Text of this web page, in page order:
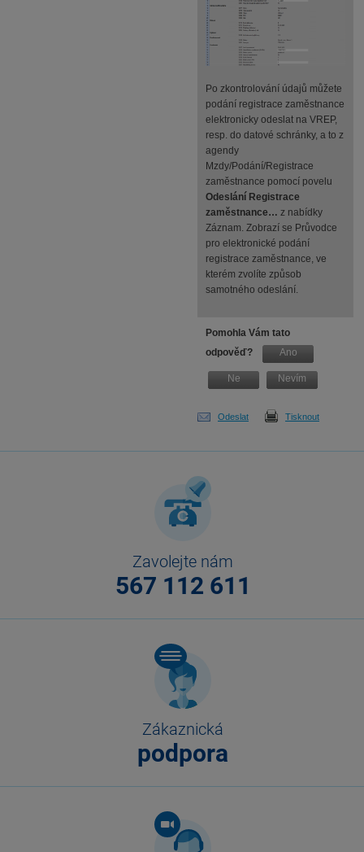
Po zkontrolování údajů můžete
podání registrace zaměstnance
elektronicky odeslat na VREP,
resp. do datové schránky, a to z
agendy
Mzdy/Podání/Registrace
zaměstnance pomocí povelu
Odeslání Registrace
zaměstnance… z nabídky
Záznam. Zobrazí se Průvodce
pro elektronické podání
registrace zaměstnance, ve
kterém zvolíte způsob
samotného odeslání.
Pomohla Vám tato
odpověď?
Ano
Ne Nevím
Odeslat Tisknout
Zavolejte nám
567 112 611
Zákaznická
podpora